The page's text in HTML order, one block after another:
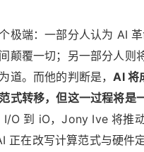
极端：一部分人认为 AI
颠覆一切；另一部分人则
道。而他的判断是，AI 将
式转移，但这一过程将是
I/O 到 iO，Jony Ive 将推
在改写计算范式与硬件